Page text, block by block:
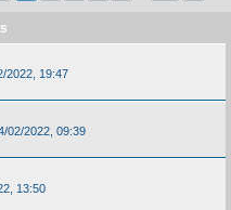
2022, 19:47
02/2022, 09:39
13:50